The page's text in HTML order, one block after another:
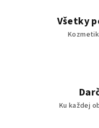
Všetky
Ku každej